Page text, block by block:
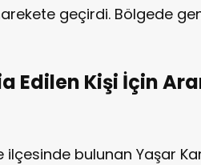
geçirdi. Bölgede
Edilen Kişi İçin
ilçesinde bulunan Yaşar